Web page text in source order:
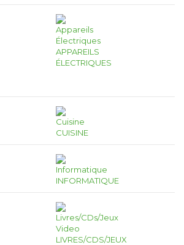
APPAREILS
ÉLECTRIQUES
CUISINE
INFORMATIQUE
LIVRES/CDS/JEUX